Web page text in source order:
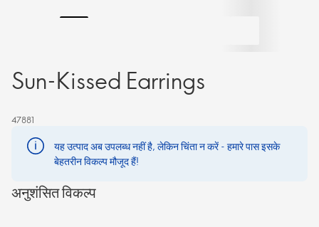
Sun-Kissed Earrings
47881
यह उत्पाद अब उपलब्ध नहीं है, लेकिन चिंता न करें - हमारे पास इसके
बेहतरीन विकल्प मौजूद हैं!
अनुशंसित विकल्प